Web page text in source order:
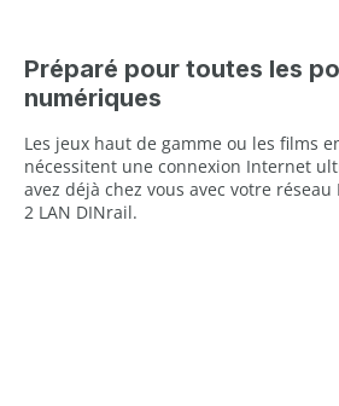
Préparé pour toutes les
numériques
Les jeux haut de gamme ou les films
nécessitent une connexion Internet
avez déjà chez vous avec votre
2 LAN DINrail.